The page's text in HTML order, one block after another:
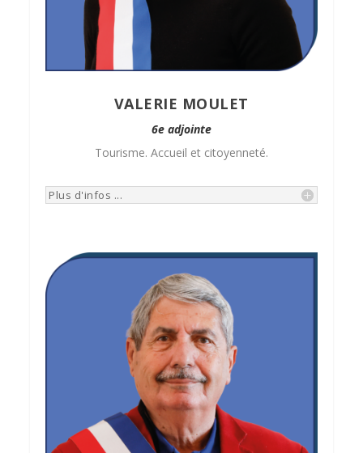
VALERIE MOULET
6e adjointe
Tourisme. Accueil et citoyenneté.
Plus d'infos ...